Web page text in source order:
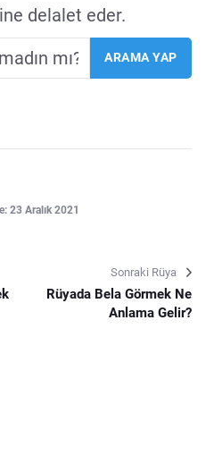
delalet eder.
23 Aralık 2021
Sonraki Rüya
Rüyada Bela Görmek Ne
Anlama Gelir?